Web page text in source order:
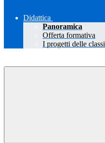
Didattica
Panoramica
Offerta formativa
I progetti delle classi